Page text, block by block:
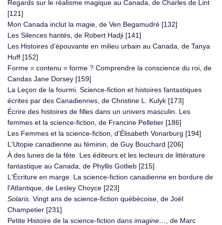
Regards sur le réalisme magique au Canada, de Charles de Lint
[121]
Mon Canada inclut la magie, de Ven Begamudré [132]
Les Silences hantés, de Robert Hadji [141]
Les Histoires d'épouvante en milieu urbain au Canada, de Tanya
Huff [152]
Forme = contenu = forme ? Comprendre la conscience du roi, de
Candas Jane Dorsey [159]
La Leçon de la fourmi. Science-fiction et histoires fantastiques
écrites par des Canadiennes, de Christine L. Kulyk [173]
Écrire des histoires de filles dans un univers masculin. Les
femmes et la science-fiction, de Francine Pelletier [186]
Les Femmes et la science-fiction, d'Élisabeth Vonarburg [194]
L'Utopie canadienne au féminin, de Guy Bouchard [206]
À des lunes de la fête. Les éditeurs et les lecteurs de littérature
fantastique au Canada, de Phyllis Gotlieb [215]
L'Écriture en marge. La science-fiction canadienne en bordure de
l'Atlantique, de Lesley Choyce [223]
Solaris . Vingt ans de science-fiction québécoise, de Joël
Champetier [231]
Petite Histoire de la science-fiction dans imagine…
, de Marc